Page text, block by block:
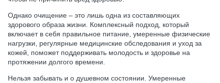
Однако очищение – это лишь одна из составляющих
здорового образа жизни. Комплексный подход, который
включает в себя правильное питание, умеренные физические
нагрузки, регулярные медицинские обследования и уход за
кожей, поможет поддерживать молодость и здоровье на
протяжении долгого времени.
Нельзя забывать и о душевном состоянии. Умеренные